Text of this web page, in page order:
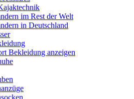
im Rest der Welt
in Deutschland
Bekleidung anzeigen